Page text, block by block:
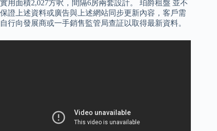
實用面積2,027方呎，間隔6房兩套設計。 珀爵租盤 並不
保證上述資料或廣告與上述網站同步更新內容，客戶需
自行向發展商或一手銷售監管局查証以取得最新資料。